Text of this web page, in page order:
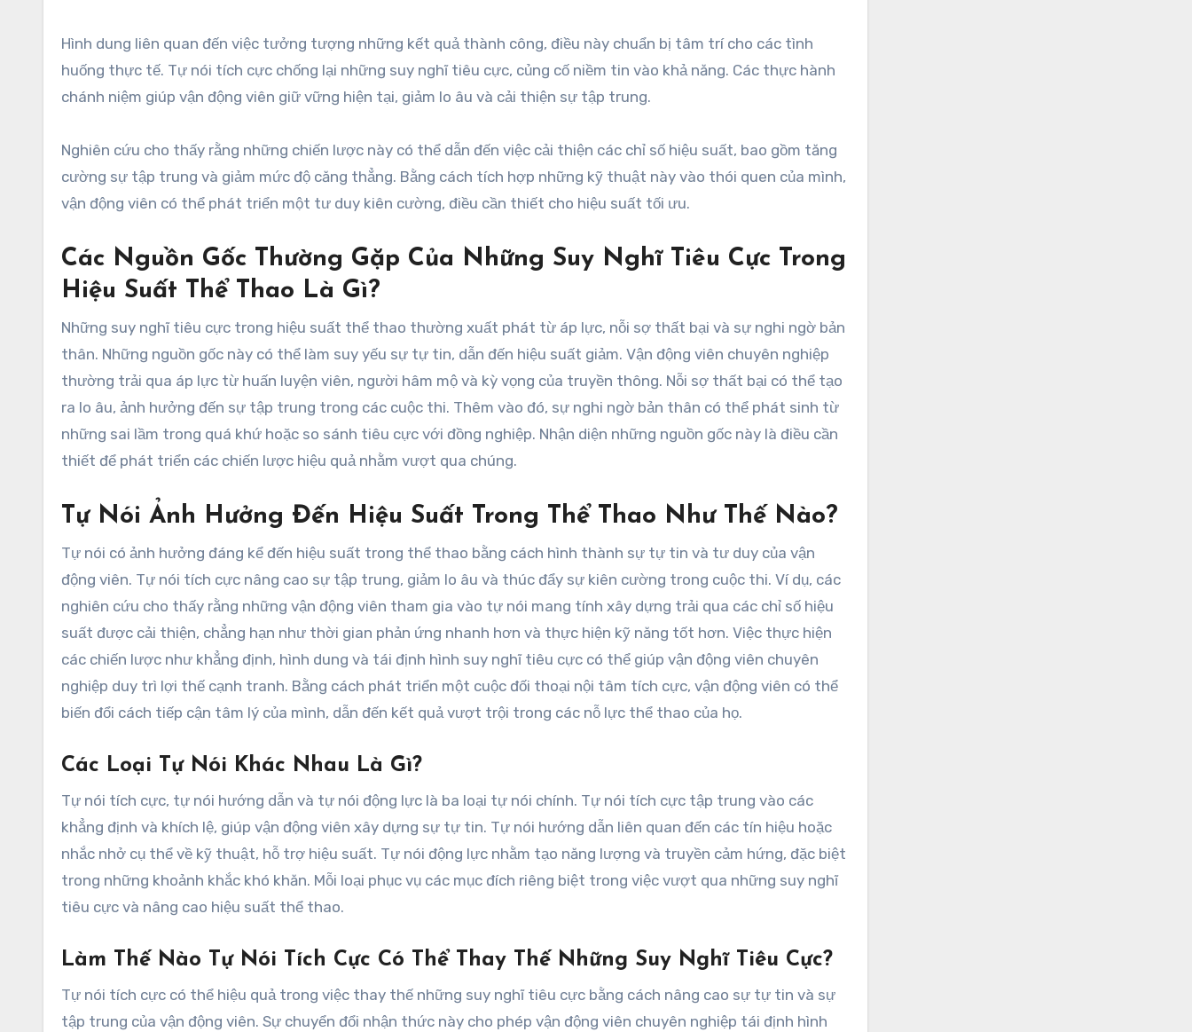
Hình dung liên quan đến việc tưởng tượng những kết quả thành công, điều này chuẩn bị tâm trí cho các tình
huống thực tế. Tự nói tích cực chống lại những suy nghĩ tiêu cực, củng cố niềm tin vào khả năng. Các thực hành
chánh niệm giúp vận động viên giữ vững hiện tại, giảm lo âu và cải thiện sự tập trung.
Nghiên cứu cho thấy rằng những chiến lược này có thể dẫn đến việc cải thiện các chỉ số hiệu suất, bao gồm tăng
cường sự tập trung và giảm mức độ căng thẳng. Bằng cách tích hợp những kỹ thuật này vào thói quen của mình,
vận động viên có thể phát triển một tư duy kiên cường, điều cần thiết cho hiệu suất tối ưu.
Các Nguồn Gốc Thường Gặp Của Những Suy Nghĩ Tiêu Cực Trong
Hiệu Suất Thể Thao Là Gì?
Những suy nghĩ tiêu cực trong hiệu suất thể thao thường xuất phát từ áp lực, nỗi sợ thất bại và sự nghi ngờ bản
thân. Những nguồn gốc này có thể làm suy yếu sự tự tin, dẫn đến hiệu suất giảm. Vận động viên chuyên nghiệp
thường trải qua áp lực từ huấn luyện viên, người hâm mộ và kỳ vọng của truyền thông. Nỗi sợ thất bại có thể tạo
ra lo âu, ảnh hưởng đến sự tập trung trong các cuộc thi. Thêm vào đó, sự nghi ngờ bản thân có thể phát sinh từ
những sai lầm trong quá khứ hoặc so sánh tiêu cực với đồng nghiệp. Nhận diện những nguồn gốc này là điều cần
thiết để phát triển các chiến lược hiệu quả nhằm vượt qua chúng.
Tự Nói Ảnh Hưởng Đến Hiệu Suất Trong Thể Thao Như Thế Nào?
Tự nói có ảnh hưởng đáng kể đến hiệu suất trong thể thao bằng cách hình thành sự tự tin và tư duy của vận
động viên. Tự nói tích cực nâng cao sự tập trung, giảm lo âu và thúc đẩy sự kiên cường trong cuộc thi. Ví dụ, các
nghiên cứu cho thấy rằng những vận động viên tham gia vào tự nói mang tính xây dựng trải qua các chỉ số hiệu
suất được cải thiện, chẳng hạn như thời gian phản ứng nhanh hơn và thực hiện kỹ năng tốt hơn. Việc thực hiện
các chiến lược như khẳng định, hình dung và tái định hình suy nghĩ tiêu cực có thể giúp vận động viên chuyên
nghiệp duy trì lợi thế cạnh tranh. Bằng cách phát triển một cuộc đối thoại nội tâm tích cực, vận động viên có thể
biến đổi cách tiếp cận tâm lý của mình, dẫn đến kết quả vượt trội trong các nỗ lực thể thao của họ.
Các Loại Tự Nói Khác Nhau Là Gì?
Tự nói tích cực, tự nói hướng dẫn và tự nói động lực là ba loại tự nói chính. Tự nói tích cực tập trung vào các
khẳng định và khích lệ, giúp vận động viên xây dựng sự tự tin. Tự nói hướng dẫn liên quan đến các tín hiệu hoặc
nhắc nhở cụ thể về kỹ thuật, hỗ trợ hiệu suất. Tự nói động lực nhằm tạo năng lượng và truyền cảm hứng, đặc biệt
trong những khoảnh khắc khó khăn. Mỗi loại phục vụ các mục đích riêng biệt trong việc vượt qua những suy nghĩ
tiêu cực và nâng cao hiệu suất thể thao.
Làm Thế Nào Tự Nói Tích Cực Có Thể Thay Thế Những Suy Nghĩ Tiêu Cực?
Tự nói tích cực có thể hiệu quả trong việc thay thế những suy nghĩ tiêu cực bằng cách nâng cao sự tự tin và sự
tập trung của vận động viên. Sự chuyển đổi nhận thức này cho phép vận động viên chuyên nghiệp tái định hình